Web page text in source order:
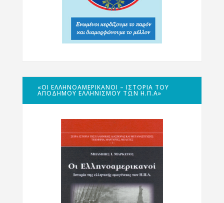
«ΟΙ ΕΛΛΗΝΟΑΜΕΡΙΚΑΝΟΊ – ΙΣΤΟΡΊΑ ΤΟΥ
ΑΠΌΔΗΜΟΥ ΕΛΛΗΝΙΣΜΟΎ ΤΩΝ Η.Π.Α»